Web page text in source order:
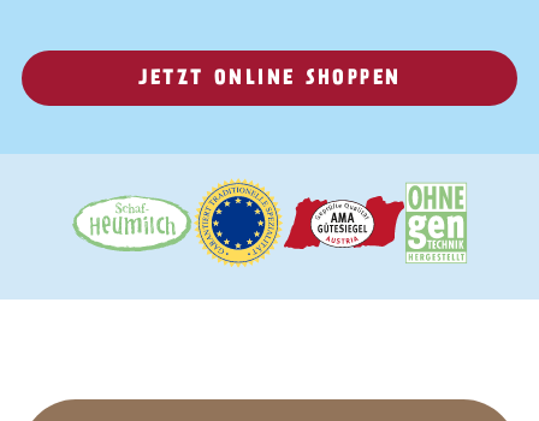
JETZT ONLINE SHOPPEN